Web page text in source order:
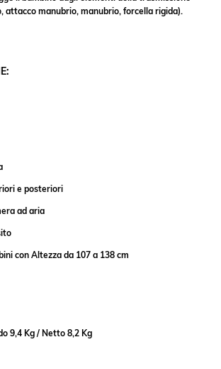
attacco manubrio, manubrio, forcella rigida).
e posteriori
ad aria
con Altezza da 107 a 138 cm
9,4 Kg / Netto 8,2 Kg